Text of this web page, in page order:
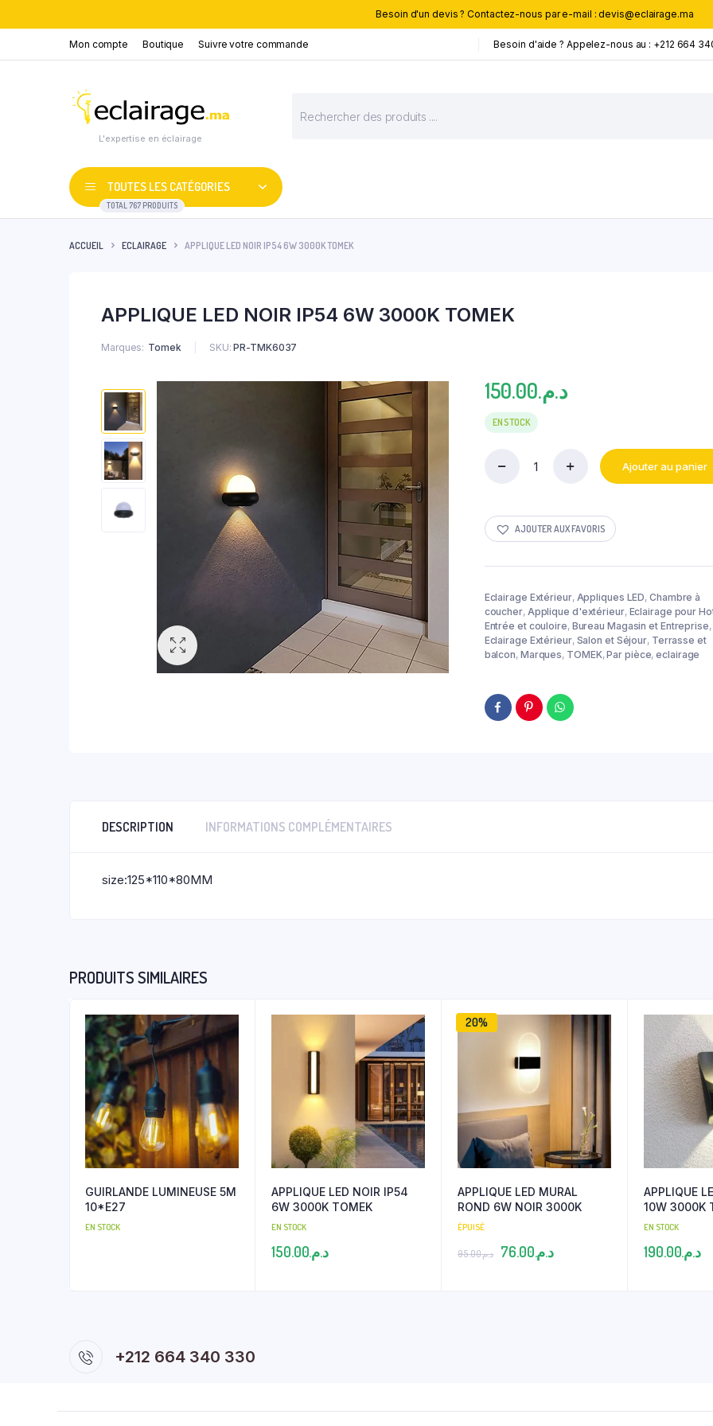
Besoin d'un devis ? Contactez-nous par e-mail : devis@eclairage.ma
Mon compte Boutique Suivre votre commande Besoin d'aide ? Appelez-nous au : +212 664
L'expertise en éclairage
de
produits
TOUTES LES CATÉGORIES
TOTAL 767 PRODUITS
ACCUEIL ECLAIRAGE APPLIQUE LED NOIR IP54 6W 3000K TOMEK
APPLIQUE LED NOIR IP54 6W 3000K TOMEK
Marques Tomek SKU: PR-TMK6037
د.م.150.00
EN STOCK
IP54
6W
TOMEK
Ajouter au panier
AJOUTER AUX FAVORIS
Eclairage Extérieur, Appliques LED,Chambre à
coucher, Applique d'extérieur, Eclairage pour
Entrée et couloire, Bureau Magasin et Entreprise,
Eclairage Extérieur, Salon et Séjour, Terrasse et
balcon, Marques, TOMEK,Par pièce,eclairage
DESCRIPTION INFORMATIONS COMPLÉMENTAIRES
size:125*110*80MM
PRODUITS SIMILAIRES
GUIRLANDE LUMINEUSE 5M
10*E27
EN STOCK
APPLIQUE LED NOIR IP54
6W 3000K TOMEK
EN STOCK
د.م.150.00
20%
APPLIQUE LED MURAL
ROND 6W NOIR 3000K
ÉPUISÉ
د.م.95.00
Le
د.م.76.00
Le
APPLIQUE
EN STOCK
د.م.190.00
+212 664 340 330